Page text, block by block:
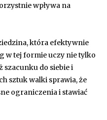
wpływa na
która efektywnie
w tej formie uczy nie tylko
do siebie i
sztuk walki sprawia, że
ograniczenia i stawiać